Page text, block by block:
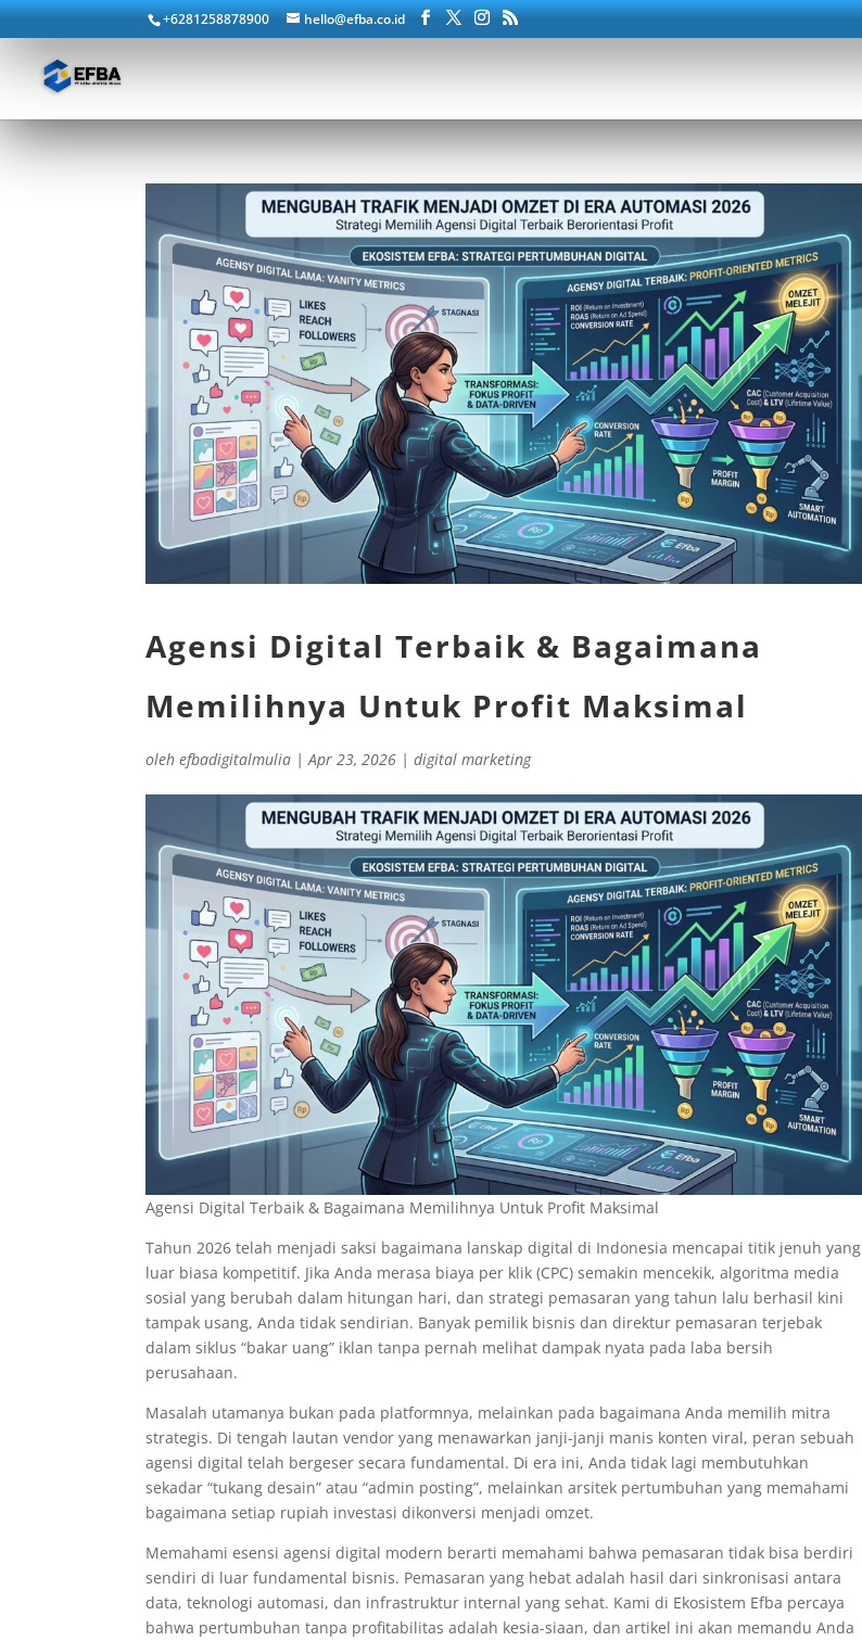
+6281258878900 hello@efba.co.id
Agensi Digital Terbaik & Bagaimana
Memilihnya Untuk Profit Maksimal
olehefbadigitalmulia |Apr 23, 2026 |digital marketing
Agensi Digital Terbaik & Bagaimana Memilihnya Untuk Profit Maksimal
Tahun 2026 telah menjadi saksi bagaimana lanskap digital di Indonesia mencapai titik jenuh yang
luar biasa kompetitif. Jika Anda merasa biaya per klik (CPC) semakin mencekik, algoritma media
sosial yang berubah dalam hitungan hari, dan strategi pemasaran yang tahun lalu berhasil kini
tampak usang, Anda tidak sendirian. Banyak pemilik bisnis dan direktur pemasaran terjebak
dalam siklus “bakar uang” iklan tanpa pernah melihat dampak nyata pada laba bersih
perusahaan.
Masalah utamanya bukan pada platformnya, melainkan pada bagaimana Anda memilih mitra
strategis. Di tengah lautan vendor yang menawarkan janji-janji manis konten viral, peran sebuah
agensi digital telah bergeser secara fundamental. Di era ini, Anda tidak lagi membutuhkan
sekadar “tukang desain” atau “admin posting”, melainkan arsitek pertumbuhan yang memahami
bagaimana setiap rupiah investasi dikonversi menjadi omzet.
Memahami esensi agensi digital modern berarti memahami bahwa pemasaran tidak bisa berdiri
sendiri di luar fundamental bisnis. Pemasaran yang hebat adalah hasil dari sinkronisasi antara
data, teknologi automasi, dan infrastruktur internal yang sehat. Kami di Ekosistem Efba percaya
bahwa pertumbuhan tanpa profitabilitas adalah kesia-siaan, dan artikel ini akan memandu Anda